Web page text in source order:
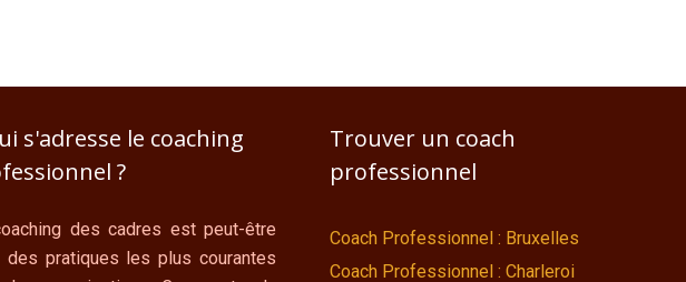
s'adresse le coaching
?
des cadres est peut-être
des pratiques les plus courantes
Trouver un coach
professionnel
Coach Professionnel : Bruxelles
Coach Professionnel : Charleroi